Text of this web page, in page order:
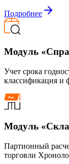
Подробнее
Модуль
Учет срока
классификация и
Модуль
Партионный
торговли